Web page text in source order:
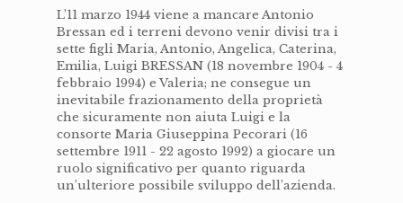
L’11 marzo 1944 viene a mancare Antonio
Bressan ed i terreni devono venir divisi tra i
sette figli Maria, Antonio, Angelica, Caterina,
Emilia, Luigi BRESSAN (18 novembre 1904 - 4
febbraio 1994) e Valeria; ne consegue un
inevitabile frazionamento della proprietà
che sicuramente non aiuta Luigi e la
consorte Maria Giuseppina Pecorari (16
settembre 1911 - 22 agosto 1992) a giocare un
ruolo significativo per quanto riguarda
un’ulteriore possibile sviluppo dell’azienda.